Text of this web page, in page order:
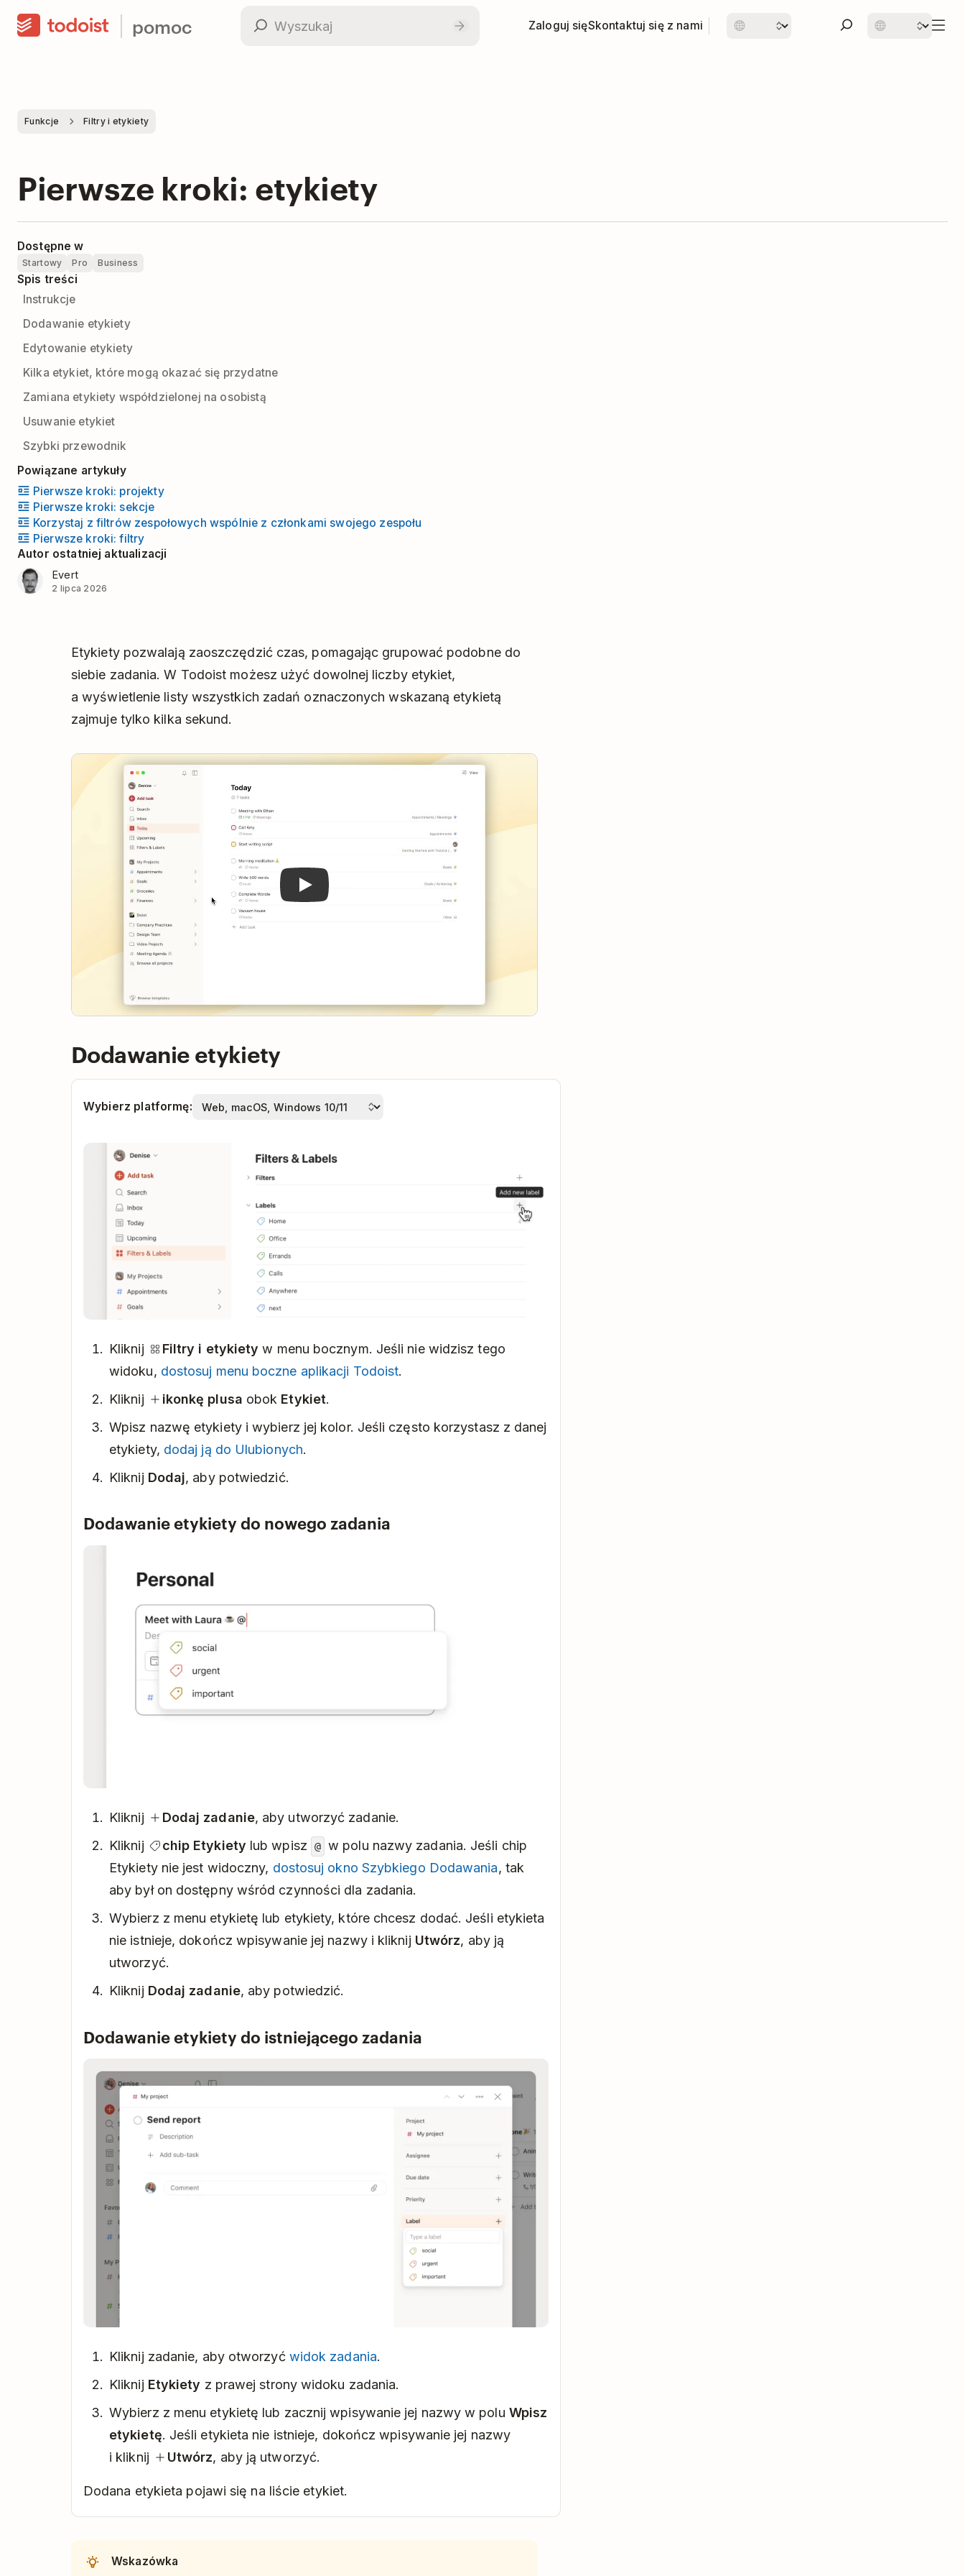
pomoc Zaloguj sięSkontaktuj się z nami
Funkcje Filtry i etykiety
Pierwsze kroki: etykiety
Dostępne w
Startowy Pro Business
Spis treści
Instrukcje
Dodawanie etykiety
Edytowanie etykiety
Kilka etykiet, które mogą okazać się przydatne
Zamiana etykiety współdzielonej na osobistą
Usuwanie etykiet
Szybki przewodnik
Powiązane artykuły
Pierwsze kroki: projekty
Pierwsze kroki: sekcje
Korzystaj z filtrów zespołowych wspólnie z członkami swojego zespołu
Pierwsze kroki: filtry
Autor ostatniej aktualizacji
Evert
2 lipca 2026
Etykiety pozwalają zaoszczędzić czas, pomagając grupować podobne do
siebie zadania. W Todoist możesz użyć dowolnej liczby etykiet,
a wyświetlenie listy wszystkich zadań oznaczonych wskazaną etykietą
zajmuje tylko kilka sekund.
Play
Dodawanie etykiety
Wybierz platformę:
Kliknij Filtry i etykiety w menu bocznym. Jeśli nie widzisz tego
widoku, dostosuj menu boczne aplikacji Todoist.
Kliknij
ikonkę plusa obok Etykiet.
Wpisz nazwę etykiety i wybierz jej kolor. Jeśli często korzystasz z danej
etykiety, dodaj ją do Ulubionych.
Kliknij Dodaj, aby potwiedzić.
Dodawanie etykiety do nowego zadania
Kliknij Dodaj zadanie, aby utworzyć zadanie.
Kliknij
chip Etykiety lub wpisz @ w polu nazwy zadania. Jeśli chip
Etykiety nie jest widoczny, dostosuj okno Szybkiego Dodawania, tak
aby był on dostępny wśród czynności dla zadania.
Wybierz z menu etykietę lub etykiety, które chcesz dodać. Jeśli etykieta
nie istnieje, dokończ wpisywanie jej nazwy i kliknij Utwórz, aby ją
utworzyć.
Kliknij Dodaj zadanie, aby potwiedzić.
Dodawanie etykiety do istniejącego zadania
Kliknij zadanie, aby otworzyć widok zadania.
Kliknij Etykiety z prawej strony widoku zadania.
Wybierz z menu etykietę lub zacznij wpisywanie jej nazwy w polu Wpisz
etykietę. Jeśli etykieta nie istnieje, dokończ wpisywanie jej nazwy
i kliknij
Utwórz, aby ją utworzyć.
Dodana etykieta pojawi się na liście etykiet.
Wskazówka